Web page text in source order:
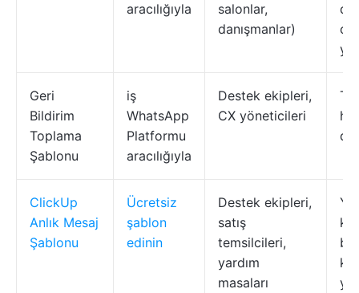
aracılığıyla
salonlar,
danışmanlar)
Geri
Bildirim
Toplama
Şablonu
iş
WhatsApp
Platformu
aracılığıyla
Destek ekipleri,
CX yöneticileri
ClickUp
Anlık Mesaj
Şablonu
Ücretsiz
şablon
edinin
Destek ekipleri,
satış
temsilcileri,
yardım
masaları